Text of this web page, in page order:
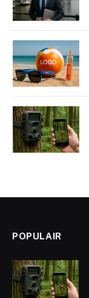
POPULAIR